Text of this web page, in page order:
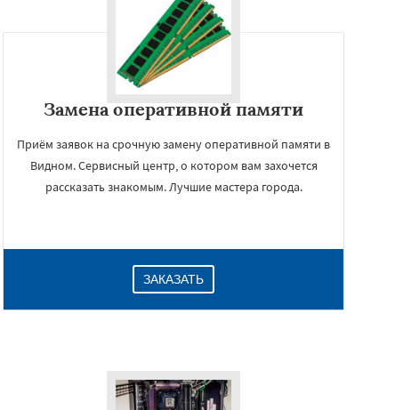
Замена оперативной памяти
Приём заявок на срочную замену оперативной памяти в
Видном. Сервисный центр, о котором вам захочется
рассказать знакомым. Лучшие мастера города.
ЗАКАЗАТЬ